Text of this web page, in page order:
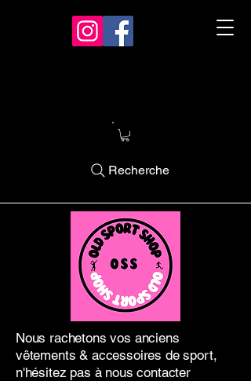
Nous rachetons vos anciens
vêtements & accessoires de sport,
n'hésitez pas à nous contacter
Recherche